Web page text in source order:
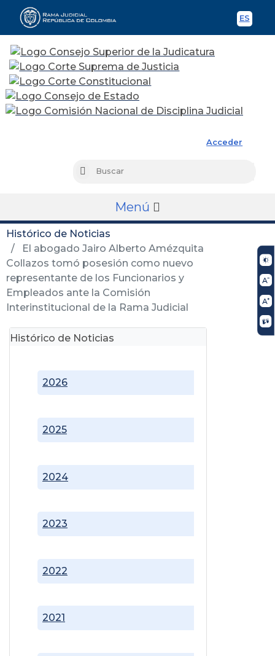
ES
Acceder
Buscar
Menú
Histórico de Noticias
El abogado Jairo Alberto Amézquita
Collazos tomó posesión como nuevo
representante de los Funcionarios y
Empleados ante la Comisión
Interinstitucional de la Rama Judicial
Histórico de Noticias
2021
2022
2023
2024
2025
2026